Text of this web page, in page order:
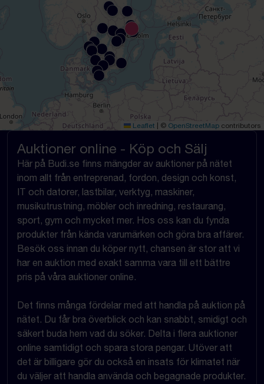
Leaflet © OpenStreetMap contributors
Auktioner online - Köp och Sälj
Här på Budi.se finns mängder av auktioner på nätet
inom allt från entreprenad, fordon, design och konst,
IT och datorer, lastbilar, verktyg, maskiner,
musikutrustning, möbler och inredning, restaurang,
sport, gym och mycket mer. Hos oss kan du fynda
produkter från kända varumärken och göra bra affärer.
Besök oss innan du köper nytt, chansen är stor att vi
har en auktion med exakt samma vara till ett bättre
pris på våra auktioner online.
Det finns många fördelar med att handla på auktion på
nätet. Du får bra överblick och kan snabbt, smidigt och
säkert buda hem vad du söker. Delta i flera auktioner
online samtidigt och spara stora pengar. Utöver att
det är billigare gör du också en insats för klimatet när
du väljer att handla använda och begagnade produkter.